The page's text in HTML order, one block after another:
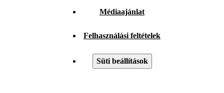
Médiaajánlat
Felhasználási feltételek
Süti beállítások